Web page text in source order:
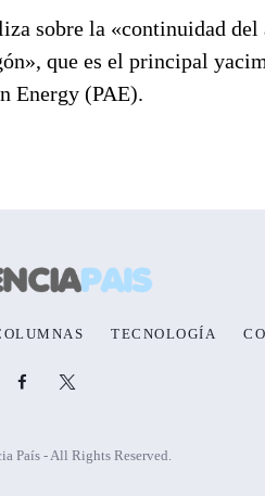
sobre la «continuidad del
que es el principal
Energy (PAE).
TECNOLOGÍA
País - All Rights Reserved.